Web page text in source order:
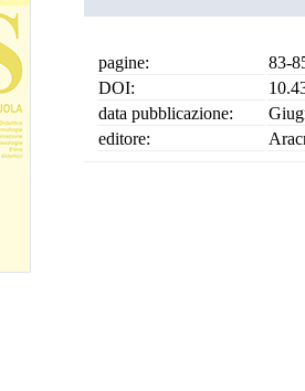
pagine:
83-
DOI:
data pubblicazione:
editore: